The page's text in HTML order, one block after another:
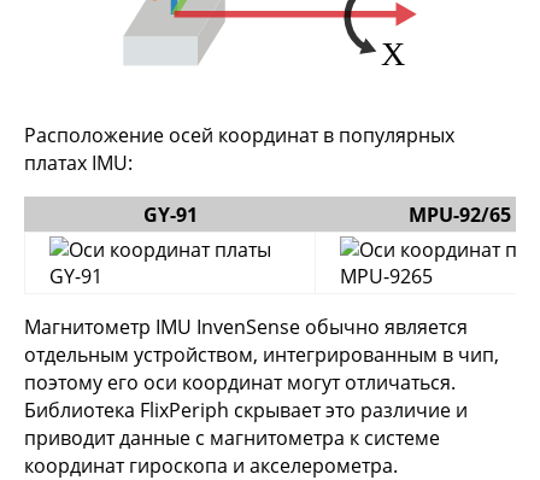
Расположение осей координат в популярных
платах IMU:
GY-91
MPU-92/65
Магнитометр IMU InvenSense обычно является
отдельным устройством, интегрированным в чип,
поэтому его оси координат могут отличаться.
Библиотека FlixPeriph скрывает это различие и
приводит данные с магнитометра к системе
координат гироскопа и акселерометра.